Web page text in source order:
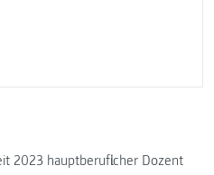
2023 hauptberuflicher Dozent